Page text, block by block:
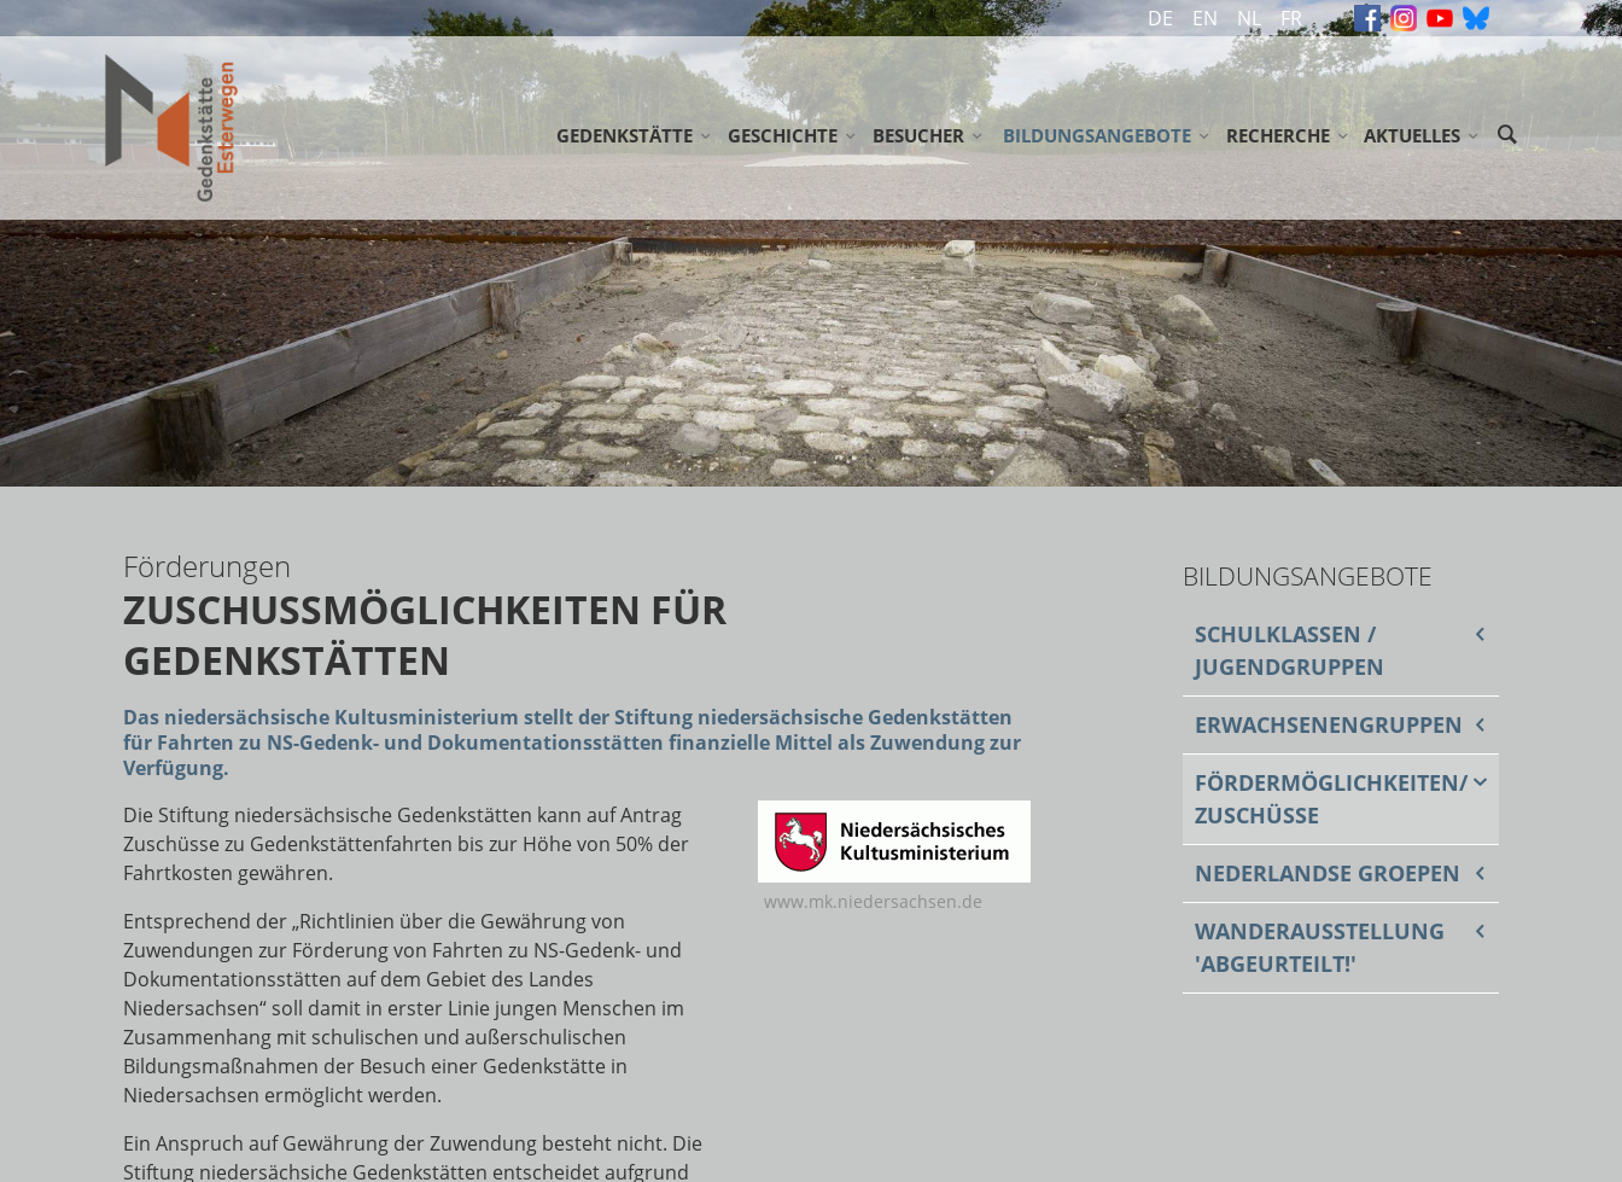
DE EN NL FR
GEDENKSTÄTTE
STIFTUNG GEDENKSTÄTTE ESTERWEGEN
KOOPERATIONSPARTNER
AG FRÜHE LAGER
NETZWERK WEHRKREIS VI
EINSATZSTELLE FSJ
PRAKTIKUM
GESCHICHTE
LAGER ESTERWEGEN
DIE EMSLANDLAGER
LAGERFRIEDHÖFE
BESUCHER
ANREISE
RUNDWEG
DOWNLOADS
ÖFFENTLICHE FÜHRUNGEN
SPENDEN
BILDUNGSANGEBOTE
SCHULKLASSEN / JUGENDGRUPPEN
ERWACHSENENGRUPPEN
FÖRDERMÖGLICHKEITEN/ ZUSCHÜSSE
NEDERLANDSE GROEPEN
WANDERAUSSTELLUNG 'ABGEURTEILT!'
RECHERCHE
GEDENKBÜCHER
BIBLIOTHEK
LITERATUR
AKTUELLES
MELDUNGEN
VERANSTALTUNGEN
NEWSLETTER
Förderungen
ZUSCHUSSMÖGLICHKEITEN FÜR
GEDENKSTÄTTEN
Das niedersächsische Kultusministerium stellt der Stiftung niedersächsische Gedenkstätten
für Fahrten zu NS-Gedenk- und Dokumentationsstätten finanzielle Mittel als Zuwendung zur
Verfügung.
Die Stiftung niedersächsische Gedenkstätten kann auf Antrag
Zuschüsse zu Gedenkstättenfahrten bis zur Höhe von 50% der
Fahrtkosten gewähren.
Entsprechend der „Richtlinien über die Gewährung von
Zuwendungen zur Förderung von Fahrten zu NS-Gedenk- und
Dokumentationsstätten auf dem Gebiet des Landes
Niedersachsen“ soll damit in erster Linie jungen Menschen im
Zusammenhang mit schulischen und außerschulischen
Bildungsmaßnahmen der Besuch einer Gedenkstätte in
Niedersachsen ermöglicht werden.
Ein Anspruch auf Gewährung der Zuwendung besteht nicht. Die
Stiftung niedersächsiche Gedenkstätten entscheidet aufgrund
www.mk.niedersachsen.de
BILDUNGSANGEBOTE
SCHULKLASSEN /
JUGENDGRUPPEN
ERWACHSENENGRUPPEN
FÖRDERMÖGLICHKEITEN/
ZUSCHÜSSE
NEDERLANDSE GROEPEN
WANDERAUSSTELLUNG
'ABGEURTEILT!'